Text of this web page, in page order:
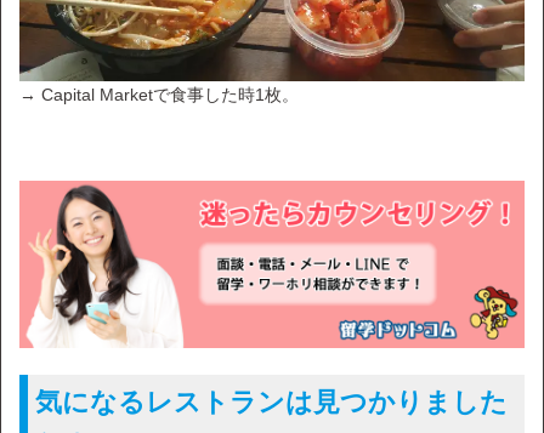
→ Capital Marketで食事した時1枚。
気になるレストランは見つかりました